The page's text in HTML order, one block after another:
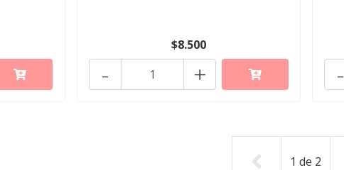
$8.500
+
- -
1 de 2